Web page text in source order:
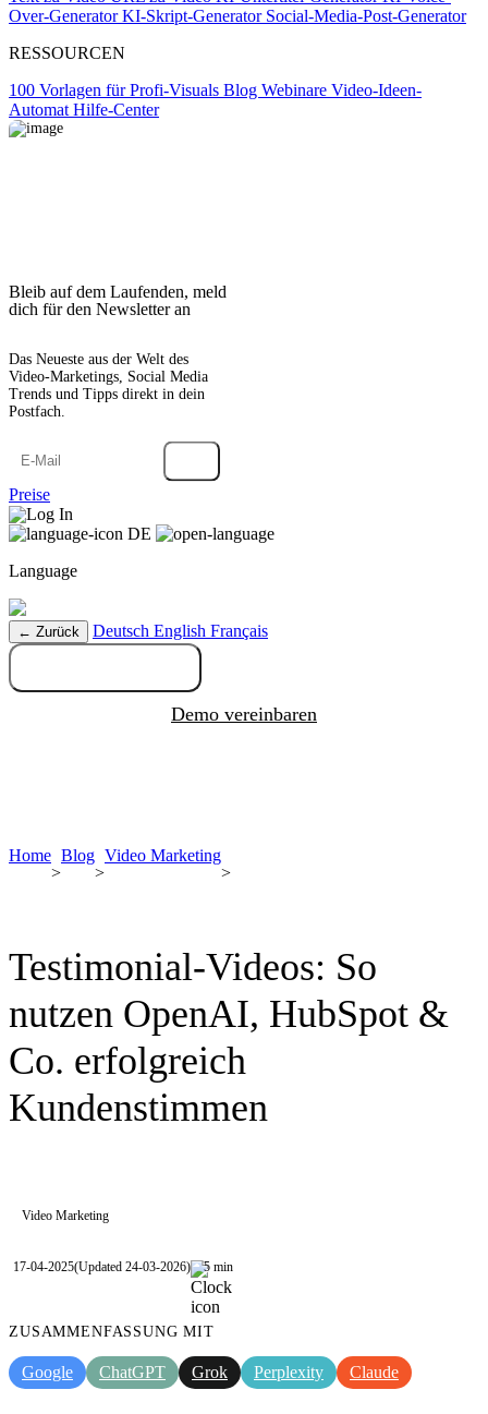
Over-GeneratorKI-Skript-Generator Social-Media-Post-Generator
RESSOURCEN
100 Vorlagen für Profi-Visuals Blog Webinare Video-Ideen-
Automat Hilfe-Center
Bleib auf dem Laufenden, meld
dich für den Newsletter an
Das Neueste aus der Welt des
Video-Marketings, Social Media
Trends und Tipps direkt in dein
Postfach.
Preise
Log In
DE
Language
← Zurück Deutsch English Français
Demo vereinbaren
Home
>
Blog
>
Video Marketing
>
Testimonial-Videos: So
nutzen OpenAI, HubSpot &
Co. erfolgreich
Kundenstimmen
Video Marketing
17-04-2025(Updated 24-03-2026) 5 min
ZUSAMMENFASSUNG MIT
Google ChatGPT Grok Perplexity Claude